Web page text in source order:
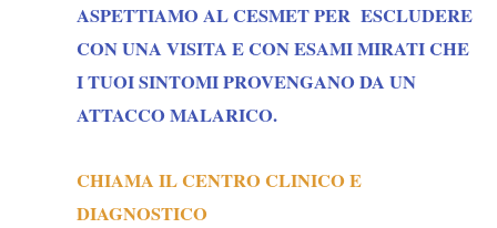
ASPETTIAMO AL CESMET PER ESCLUDERE
CON UNA VISITA E CON ESAMI MIRATI CHE
I TUOI SINTOMI PROVENGANO DA UN
ATTACCO MALARICO.
CHIAMA IL CENTRO CLINICO E
DIAGNOSTICO